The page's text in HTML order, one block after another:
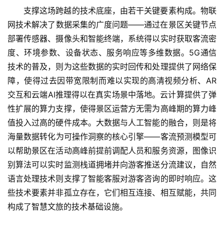
支撑这场跨越的技术底座，由若干关键要素构成。物联
网技术解决了数据采集的广度问题——通过在景区关键节点
部署传感器、摄像头和智能终端，系统得以实时获取客流密
度、环境参数、设备状态、服务响应等多维数据。5G通信
技术的普及，则为这些数据的实时回传和处理提供了网络保
障，使得过去因带宽限制而难以实现的高清视频分析、AR
交互和云端AI推理得以在真实场景中落地。云计算提供了弹
性扩展的算力支撑，使得景区运营方无需为高峰期的算力峰
值投入过高的硬件成本。大数据与人工智能的融合，则是将
海量数据转化为可操作洞察的核心引擎——客流预测模型可
以帮助景区在活动高峰前提前调配人员和服务资源，图像识
别算法可以实时监测栈道拥堵并向游客推送分流建议，自然
语言处理技术则支撑了智能客服对游客咨询的即时响应。这
些技术要素并非孤立存在，它们相互连接、相互赋能，共同
构成了智慧文旅的技术基础设施。